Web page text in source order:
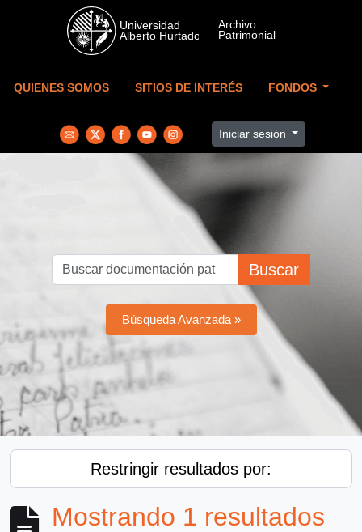
Skip to main content
QUIENES SOMOS SITIOS DE INTERÉS FONDOS
Iniciar sesión
Buscar
Búsqueda Avanzada »
Restringir resultados por:
Mostrando 1 resultados